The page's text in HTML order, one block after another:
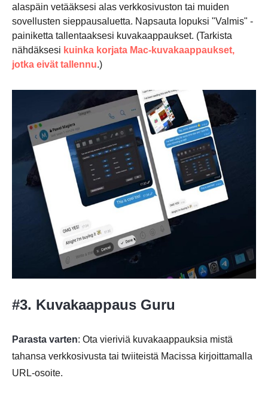
Vaihe 5.
alaspäin vetääksesi alas verkkosivuston tai muiden
sovellusten sieppausaluetta. Napsauta lopuksi "Valmis" -
painiketta tallentaaksesi kuvakaappaukset. (Tarkista
nähdäksesi kuinka korjata Mac-kuvakaappaukset,
jotka eivät tallennu.)
#3. Kuvakaappaus Guru
Parasta varten: Ota vieriviä kuvakaappauksia mistä
tahansa verkkosivusta tai twiiteistä Macissa kirjoittamalla
URL-osoite.